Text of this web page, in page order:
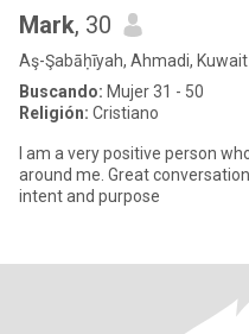
Mark, 30
Aş-Şabāḥīyah, Ahmadi, Kuwait
Buscando: Mujer 31 - 50
Religión: Cristiano
I am a very positive person
around me. Great
intent and purpose